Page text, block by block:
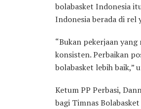
bolabasket Indonesia
Indonesia berada di rel
“Bukan pekerjaan
konsisten. Perbaikan
bolabasket lebih baik,”
Ketum PP Perbasi,
bagi Timnas